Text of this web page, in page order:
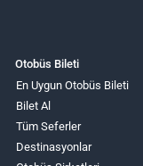
Otobüs Bileti
En Uygun Otobüs Bileti
Bilet Al
Tüm Seferler
Destinasyonlar